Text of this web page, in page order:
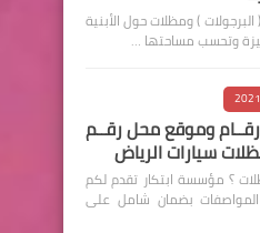
) ومظلات حول الأبنية
وتحسب مساحتها …
وموقع محل رقــم
سيارات الرياض
؟ مؤسسة ابتكار تقدم لكم
بضمان شامل على